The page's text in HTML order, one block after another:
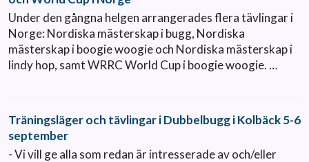
Under den gångna helgen arrangerades flera tävlingar i
Norge: Nordiska mästerskap i bugg, Nordiska
mästerskap i boogie woogie och Nordiska mästerskap i
lindy hop, samt WRRC World Cup i boogie woogie. …
Träningsläger och tävlingar i Dubbelbugg i Kolbäck 5-6
september
- Vi vill ge alla som redan är intresserade av och/eller